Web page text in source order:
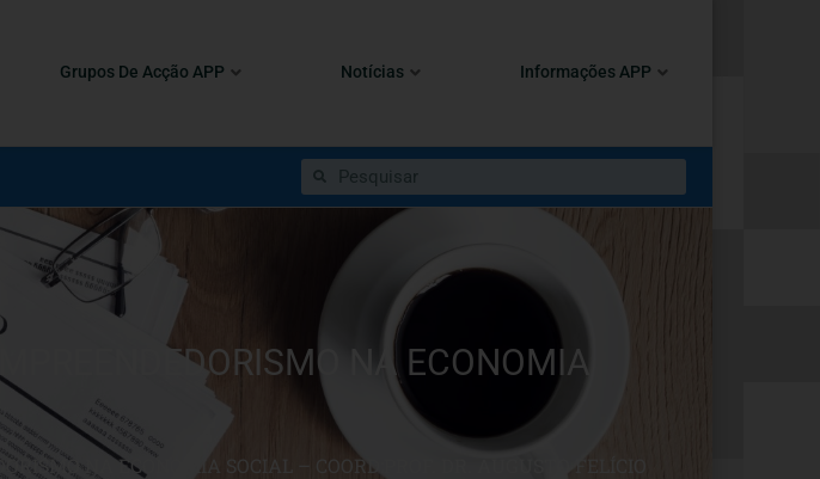
Grupos De Acção APP Notícias Informações APP
NA ECONOMIA
NA ECONOMIA SOCIAL – COORD:PROF. DR. AUGUSTO FELÍCIO